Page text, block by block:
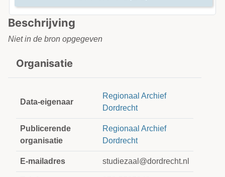
Beschrijving
Niet in de bron opgegeven
Organisatie
Data-eigenaar
Regionaal Archief
Dordrecht
Publicerende
organisatie
Regionaal Archief
Dordrecht
E-mailadres studiezaal@dordrecht.nl